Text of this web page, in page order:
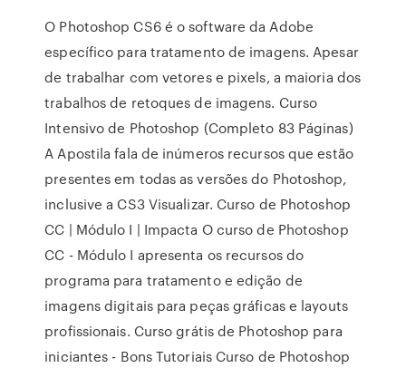
O Photoshop CS6 é o software da Adobe
específico para tratamento de imagens. Apesar
de trabalhar com vetores e pixels, a maioria dos
trabalhos de retoques de imagens. Curso
Intensivo de Photoshop (Completo 83 Páginas)
A Apostila fala de inúmeros recursos que estão
presentes em todas as versões do Photoshop,
inclusive a CS3 Visualizar. Curso de Photoshop
CC | Módulo I | Impacta O curso de Photoshop
CC - Módulo I apresenta os recursos do
programa para tratamento e edição de
imagens digitais para peças gráficas e layouts
profissionais. Curso grátis de Photoshop para
iniciantes - Bons Tutoriais Curso de Photoshop